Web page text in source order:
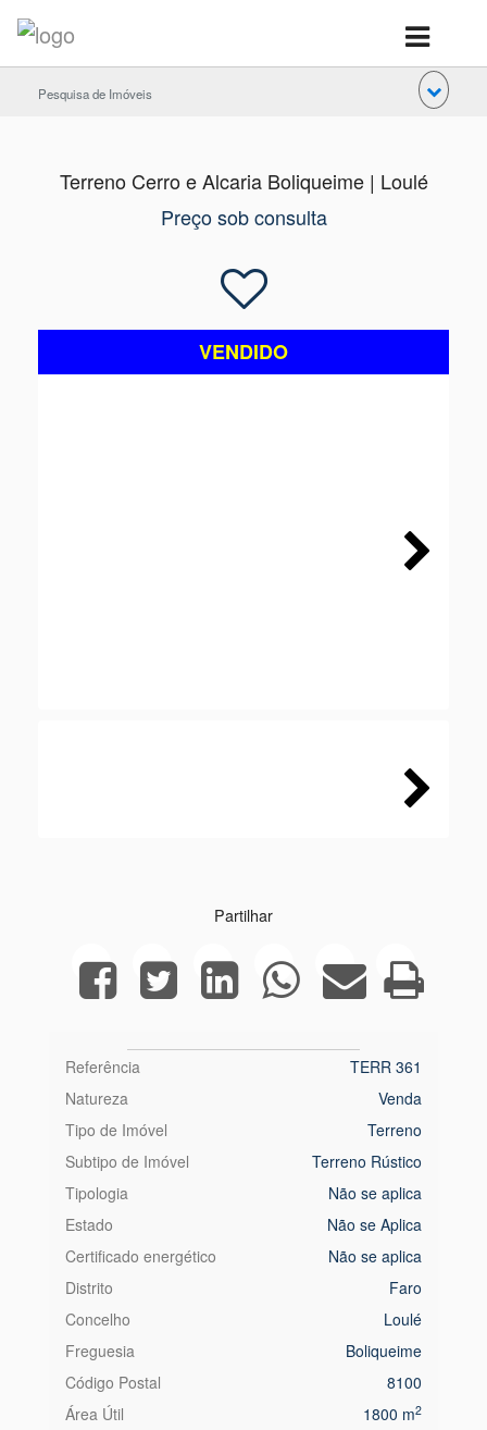
Pesquisa de Imóveis
Terreno Cerro e Alcaria Boliqueime | Loulé
Preço sob consulta
VENDIDO
Partilhar
Referência
TERR 361
Natureza
Venda
Tipo de Imóvel
Terreno
Subtipo de Imóvel
Terreno Rústico
Tipologia
Não se aplica
Estado
Não se Aplica
Certificado energético
Não se aplica
Distrito
Faro
Concelho
Loulé
Freguesia
Boliqueime
Código Postal
8100
Área Útil
1800 m2